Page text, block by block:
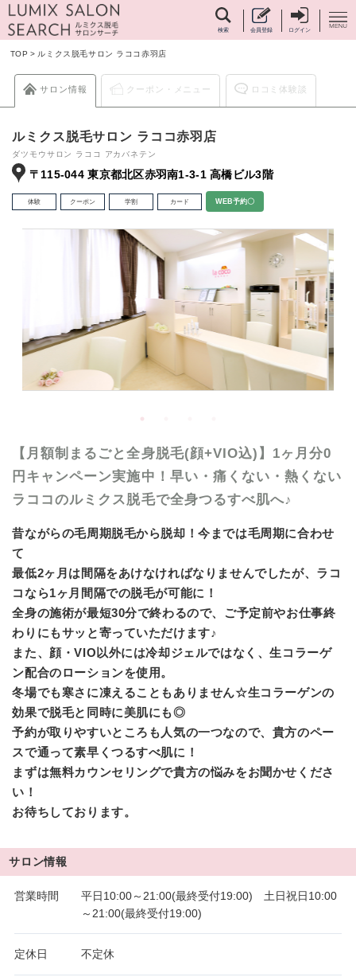
検索 会員登録 ログイン
TOP > ルミクス脱毛サロン ラココ赤羽店
サロン情報 クーポン・メニュー ロコミ体験談
ルミクス脱毛サロン ラココ赤羽店
ダツモウサロン ラココ アカバネテン
〒115-044 東京都北区赤羽南1-3-1 高橋ビル3階
体験 クーポン 学割 カード WEB予約〇
【月額制まるごと全身脱毛(顔+VIO込)】1ヶ月分0
円キャンペーン実施中！早い・痛くない・熱くない
ラココのルミクス脱毛で全身つるすべ肌へ♪
昔ながらの毛周期脱毛から脱却！今までは毛周期に合わせ
て
最低2ヶ月は間隔をあけなければなりませんでしたが、ラコ
コなら1ヶ月間隔での脱毛が可能に！
全身の施術が最短30分で終わるので、ご予定前やお仕事終
わりにもサッと寄っていただけます♪
また、顔・VIO以外には冷却ジェルではなく、生コラーゲ
ン配合のローションを使用。
冬場でも寒さに凍えることもありません☆生コラーゲンの
効果で脱毛と同時に美肌にも◎
予約が取りやすいところも人気の一つなので、貴方のペー
スで通って素早くつるすべ肌に！
まずは無料カウンセリングで貴方の悩みをお聞かせくださ
い！
お待ちしております。
サロン情報
営業時間
平日10:00～21:00(最終受付19:00) 土日祝日10:00
～21:00(最終受付19:00)
定休日 不定休